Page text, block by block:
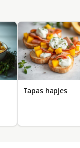
Tapas hapjes